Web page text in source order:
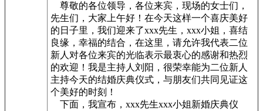
尊敬的各位领导，各位来宾，现场的女士们，
先生们，大家上午好！在今天这样一个喜庆美好
的日子里，我们迎来了xxx先生，xxx小姐，喜结
良缘，幸福的结合，在这里，请允许我代表二位
新人对各位来宾的光临表示最衷心的感谢和热烈
的欢迎！我是主持人刘阳，很荣幸能为二位新人
主持今天的结婚庆典仪式，与朋友们共同见证这
个美好的时刻！
下面，我宣布，xxx先生xxx小姐新婚庆典仪